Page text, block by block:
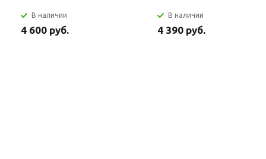
В наличии
4 600 руб.
В наличии
4 390 руб.